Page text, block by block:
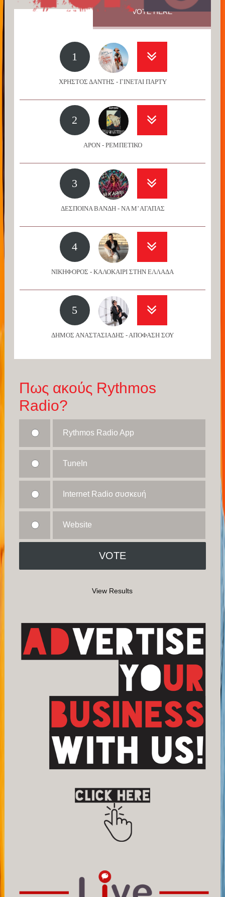
VOTE HERE
1
ΧΡΗΣΤΟΣ ΔΑΝΤΗΣ - ΓΙΝΕΤΑΙ ΠΑΡΤΥ
2
APON - ΡΕΜΠΕΤΙΚΟ
3
ΔΕΣΠΟΙΝΑ ΒΑΝΔΗ - ΝΑ Μ’ ΑΓΑΠΑΣ
4
ΝΙΚΗΦΟΡΟΣ - ΚΑΛΟΚΑΙΡΙ ΣΤΗΝ ΕΛΛΑΔΑ
5
ΔΗΜΟΣ ΑΝΑΣΤΑΣΙΑΔΗΣ - ΑΠΟΦΑΣΗ ΣΟΥ
Πως ακούς Rythmos
Radio?
Rythmos Radio App
TuneIn
Internet Radio συσκευή
Website
View Results